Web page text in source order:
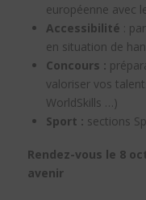
européenne avec
Accessibilité :
en situation de
Concours :
valoriser vos
WorldSkills …)
Sport : sections
Rendez-vous le 8
avenir